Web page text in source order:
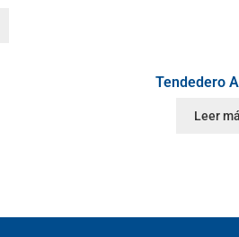
Tendedero
Leer